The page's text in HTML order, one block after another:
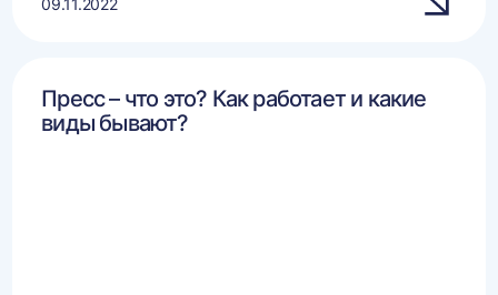
09.11.2022
Пресс – что это? Как работает и какие
виды бывают?